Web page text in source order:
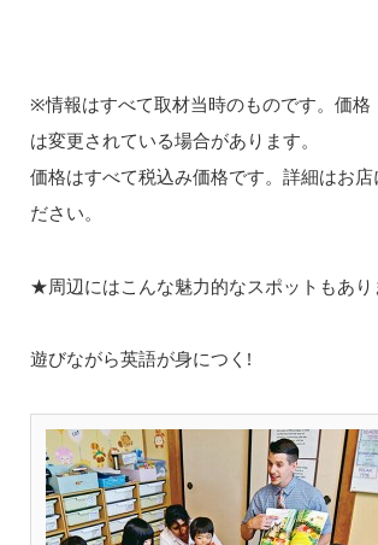
※情報はすべて取材当時のものです。価格
は変更されている場合があります。
価格はすべて税込み価格です。詳細はお店
ださい。
★周辺にはこんな魅力的なスポットもあ
遊びながら英語が身につく!